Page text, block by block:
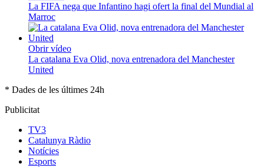
La FIFA nega que Infantino hagi ofert la final del Mundial al
Marroc
Obrir vídeo
La catalana Eva Olid, nova entrenadora del Manchester
United
* Dades de les últimes 24h
Publicitat
TV3
Catalunya Ràdio
Notícies
Esports